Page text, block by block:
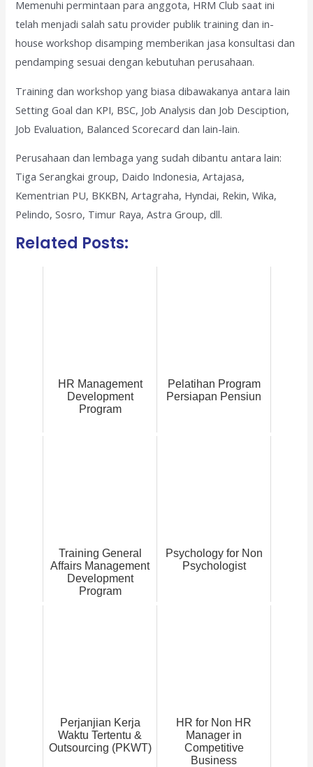
Memenuhi permintaan para anggota, HRM Club saat ini
telah menjadi salah satu provider publik training dan in-
house workshop disamping memberikan jasa konsultasi dan
pendamping sesuai dengan kebutuhan perusahaan.
Training dan workshop yang biasa dibawakanya antara lain
Setting Goal dan KPI, BSC, Job Analysis dan Job Desciption,
Job Evaluation, Balanced Scorecard dan lain-lain.
Perusahaan dan lembaga yang sudah dibantu antara lain:
Tiga Serangkai group, Daido Indonesia, Artajasa,
Kementrian PU, BKKBN, Artagraha, Hyndai, Rekin, Wika,
Pelindo, Sosro, Timur Raya, Astra Group, dll.
Related Posts:
HR Management
Development
Program
Pelatihan Program
Persiapan Pensiun
Training General
Affairs Management
Development
Program
Psychology for Non
Psychologist
Perjanjian Kerja
Waktu Tertentu &
Outsourcing (PKWT)
HR for Non HR
Manager in
Competitive
Business